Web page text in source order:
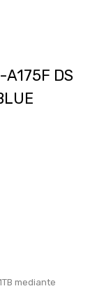
A175F DS
mediante